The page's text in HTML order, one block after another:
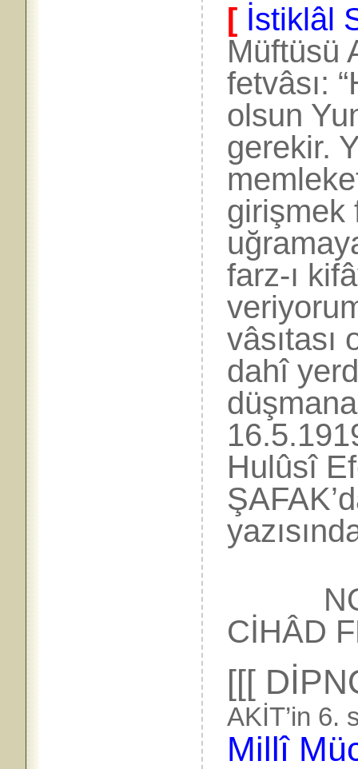
[ İstiklâl
Müftüsü
fetvâsı:
olsun
gerekir.
girişmek
farz-ı
dahî
Hulûsî
CİHÂD
[[[
AKİT’in 6.
Millî